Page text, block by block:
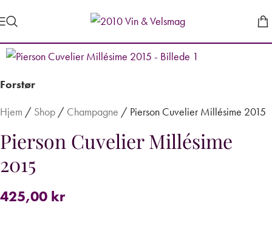
Forstør
Hjem / Shop / Champagne / Pierson Cuvelier Millésime 2015
Pierson Cuvelier Millésime
2015
425,00 kr